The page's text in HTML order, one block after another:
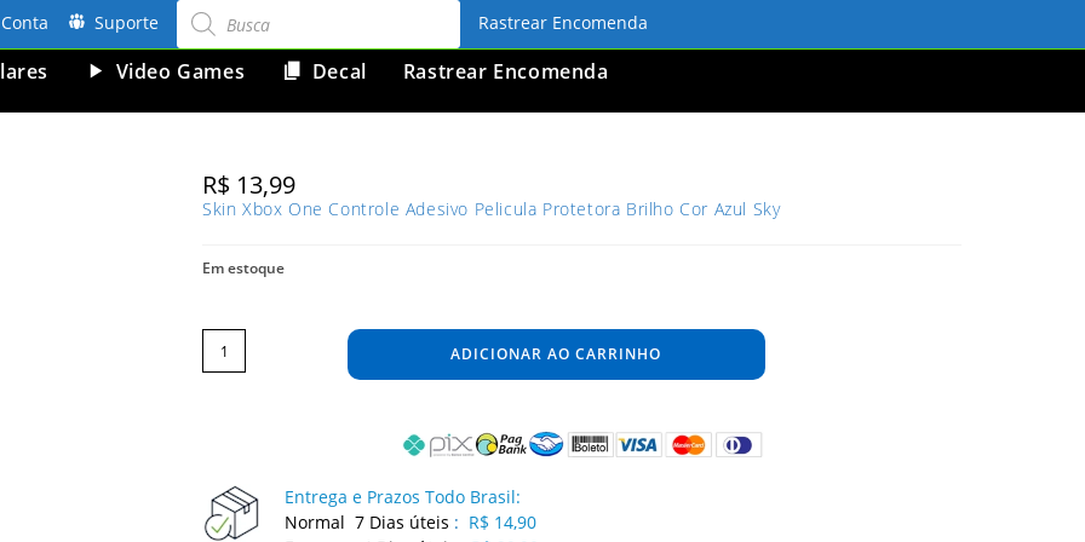
Conta Suporte produtos Rastrear Encomenda
Video Games Decal Rastrear Encomenda
R$ 13,99
Skin Xbox One Controle Adesivo Pelicula Protetora Brilho Cor Azul Sky
Em estoque
Skin
Xbox
One
Controle
Adesivo
Pelicula
ADICIONAR AO CARRINHO
Entrega e Prazos Todo Brasil:
Normal 7 Dias úteis : R$ 14,90